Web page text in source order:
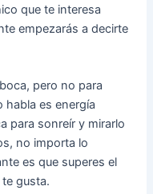
que te interesa
empezarás a decirte
pero no para
habla es energía
para sonreír y mirarlo
no importa lo
es que superes el
gusta.